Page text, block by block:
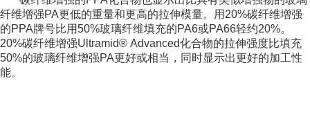
纤维增强PA更低的重量和更高的拉伸模量。用20%碳纤维增强
的PPA牌号比用50%玻璃纤维填充的PA6或PA66轻约20%。
20%碳纤维增强Ultramid® Advanced化合物的拉伸强度比填充
50%的玻璃纤维增强PA更好或相当，同时显示出更好的加工性
能。